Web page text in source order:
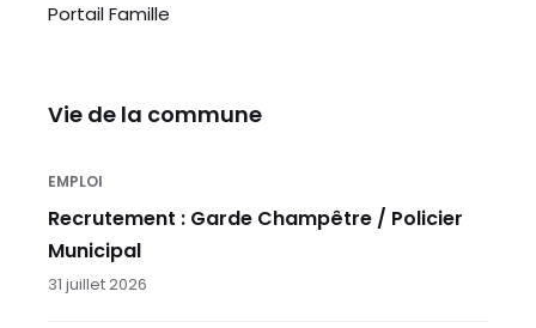
Portail Famille
Vie de la commune
EMPLOI
Recrutement : Garde Champêtre / Policier
Municipal
31 juillet 2026